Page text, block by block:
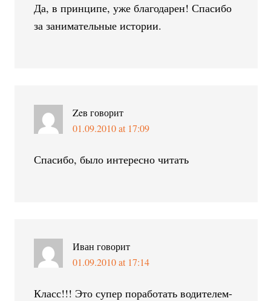
Да, в принципе, уже благодарен! Спасибо
за занимательные истории.
Zeв говорит
01.09.2010 at 17:09
Спасибо, было интересно читать
Иван говорит
01.09.2010 at 17:14
Класс!!! Это супер поработать водителем-